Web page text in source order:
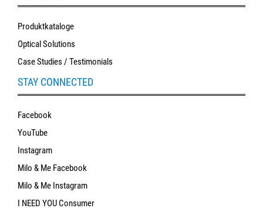
Produktkataloge
Optical Solutions
Case Studies / Testimonials
STAY CONNECTED
Facebook
YouTube
Instagram
Milo & Me Facebook
Milo & Me Instagram
I NEED YOU Consumer